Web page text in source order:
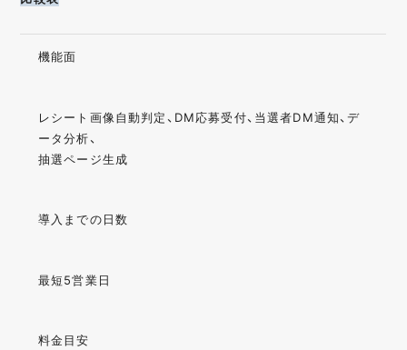
機能面
レシート画像自動判定、DM応募受付、当選者DM通知、デ
ータ分析、
抽選ページ生成
導入までの日数
最短5営業日
料金目安